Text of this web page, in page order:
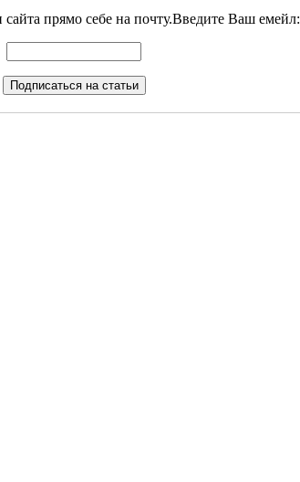
прямо себе на почту.Введите Ваш емейл: